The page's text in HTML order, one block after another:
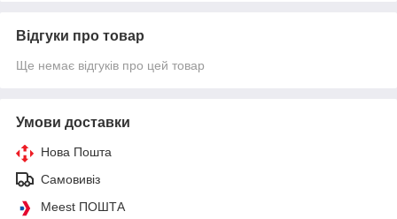
Відгуки про товар
Ще немає відгуків про цей товар
Умови доставки
Нова Пошта
Самовивіз
Meest ПОШТА